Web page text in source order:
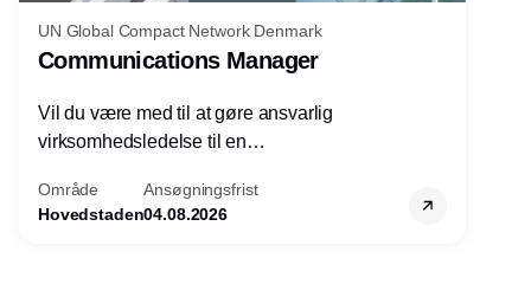
UN Global Compact Network Denmark
Communications Manager
Vil du være med til at gøre ansvarlig
virksomhedsledelse til en
virksomheder?
Område
Hovedstaden
Ansøgningsfrist
04.08.2026